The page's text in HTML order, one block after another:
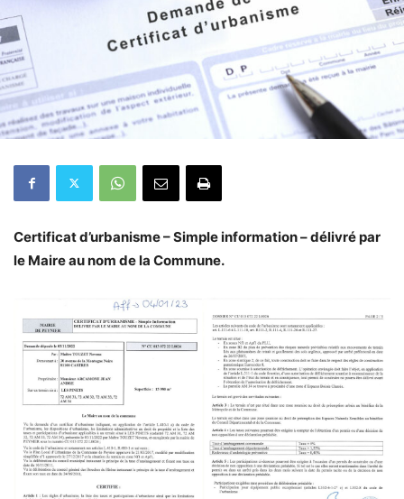
Certificat d’urbanisme – Simple information – délivré par
le Maire au nom de la Commune.